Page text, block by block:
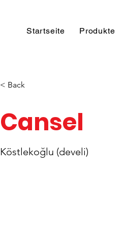
Startseite Produkte
< Back
Cansel
Köstlekoğlu (develi)